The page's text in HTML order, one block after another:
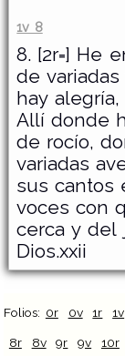
1v 8
8. [2r=] He
de
hay
Allí donde
de rocío,
variadas
sus cantos
voces con
cerca y del
Dios.xxii
Folios: 0r 0v 1r 1v
8r 8v 9r 9v 10r